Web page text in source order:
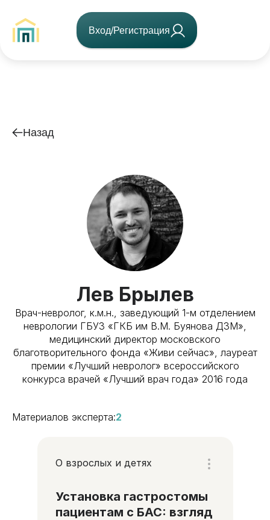
Вход/Регистрация
Назад
Лев Брылев
Врач-невролог, к.м.н., заведующий 1-м отделением
неврологии ГБУЗ «ГКБ им В.М. Буянова ДЗМ»,
медицинский директор московского
благотворительного фонда «Живи сейчас», лауреат
премии «Лучший невролог» всероссийского
конкурса врачей «Лучший врач года» 2016 года
Материалов эксперта:2
О взрослых и детях
Установка гастростомы
пациентам с БАС: взгляд